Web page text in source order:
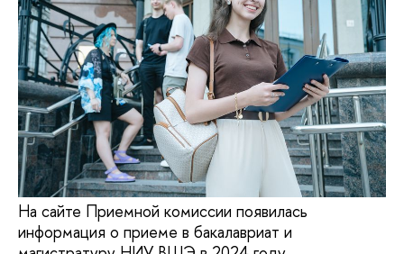
На сайте Приемной комиссии появилась
информация о приеме в бакалавриат и